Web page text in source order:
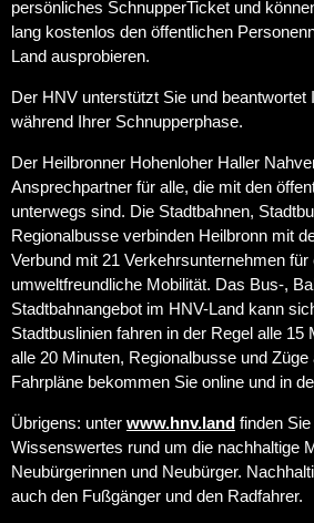
persönliches SchnupperTicket und
lang kostenlos den öffentlichen
Land ausprobieren.
Der HNV unterstützt Sie und beantwortet
während Ihrer Schnupperphase.
Der Heilbronner Hohenloher Haller
Ansprechpartner für alle, die mit den
unterwegs sind. Die Stadtbahnen,
Regionalbusse verbinden Heilbronn mit
Verbund mit 21 Verkehrsunternehmen für
umweltfreundliche Mobilität. Das Bus-,
Stadtbahnangebot im HNV-Land kann
Stadtbuslinien fahren in der Regel alle 15
alle 20 Minuten, Regionalbusse und Züge
Fahrpläne bekommen Sie online und in
Übrigens: unter www.hnv.land finden
Wissenswertes rund um die nachhaltige
Neubürgerinnen und Neubürger.
auch den Fußgänger und den Radfahrer.